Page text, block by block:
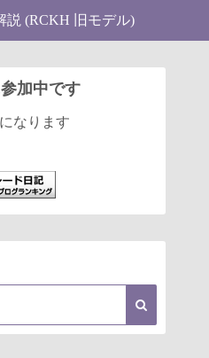
説 (RCKH 旧モデル)
加中です
なります